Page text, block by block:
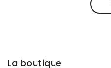
La boutique